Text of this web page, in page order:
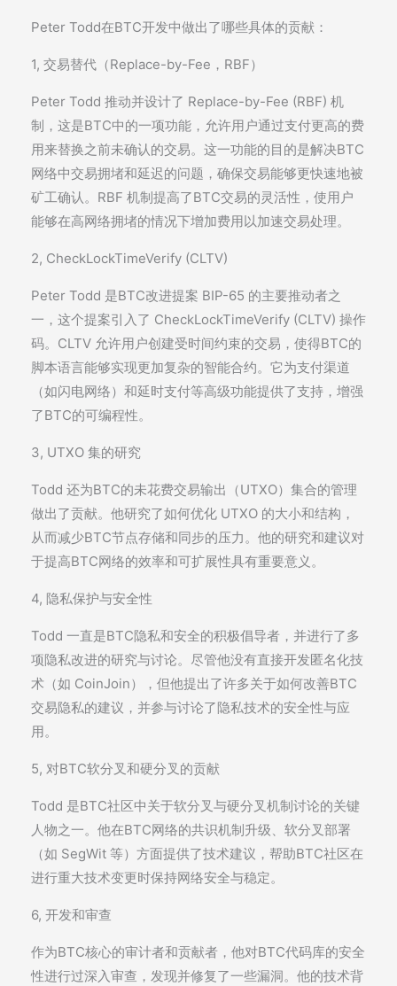
Peter Todd在BTC开发中做出了哪些具体的贡献：
1, 交易替代（Replace-by-Fee，RBF）
Peter Todd 推动并设计了 Replace-by-Fee (RBF) 机
制，这是BTC中的一项功能，允许用户通过支付更高的费
用来替换之前未确认的交易。这一功能的目的是解决BTC
网络中交易拥堵和延迟的问题，确保交易能够更快速地被
矿工确认。RBF 机制提高了BTC交易的灵活性，使用户
能够在高网络拥堵的情况下增加费用以加速交易处理。
2, CheckLockTimeVerify (CLTV)
Peter Todd 是BTC改进提案 BIP-65 的主要推动者之
一，这个提案引入了 CheckLockTimeVerify (CLTV) 操作
码。CLTV 允许用户创建受时间约束的交易，使得BTC的
脚本语言能够实现更加复杂的智能合约。它为支付渠道
（如闪电网络）和延时支付等高级功能提供了支持，增强
了BTC的可编程性。
3, UTXO 集的研究
Todd 还为BTC的未花费交易输出（UTXO）集合的管理
做出了贡献。他研究了如何优化 UTXO 的大小和结构，
从而减少BTC节点存储和同步的压力。他的研究和建议对
于提高BTC网络的效率和可扩展性具有重要意义。
4, 隐私保护与安全性
Todd 一直是BTC隐私和安全的积极倡导者，并进行了多
项隐私改进的研究与讨论。尽管他没有直接开发匿名化技
术（如 CoinJoin），但他提出了许多关于如何改善BTC
交易隐私的建议，并参与讨论了隐私技术的安全性与应
用。
5, 对BTC软分叉和硬分叉的贡献
Todd 是BTC社区中关于软分叉与硬分叉机制讨论的关键
人物之一。他在BTC网络的共识机制升级、软分叉部署
（如 SegWit 等）方面提供了技术建议，帮助BTC社区在
进行重大技术变更时保持网络安全与稳定。
6, 开发和审查
作为BTC核心的审计者和贡献者，他对BTC代码库的安全
性进行过深入审查，发现并修复了一些漏洞。他的技术背